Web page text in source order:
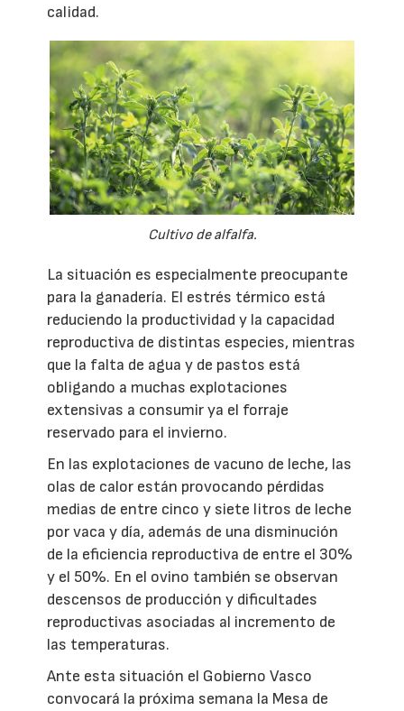
calidad.
Cultivo de alfalfa.
La situación es especialmente preocupante
para la ganadería. El estrés térmico está
reduciendo la productividad y la capacidad
reproductiva de distintas especies, mientras
que la falta de agua y de pastos está
obligando a muchas explotaciones
extensivas a consumir ya el forraje
reservado para el invierno.
En las explotaciones de vacuno de leche, las
olas de calor están provocando pérdidas
medias de entre cinco y siete litros de leche
por vaca y día, además de una disminución
de la eficiencia reproductiva de entre el 30%
y el 50%. En el ovino también se observan
descensos de producción y dificultades
reproductivas asociadas al incremento de
las temperaturas.
Ante esta situación el Gobierno Vasco
convocará la próxima semana la Mesa de